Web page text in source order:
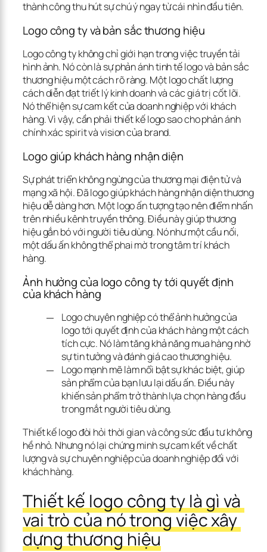
thành công thu hút sự chú ý ngay từ cái nhìn đầu tiên.
Logo công ty và bản sắc thương hiệu
Logo công ty không chỉ giới hạn trong việc truyền tải
hình ảnh. Nó còn là sự phản ánh tinh tế logo và bản sắc
thương hiệu một cách rõ ràng. Một logo chất lượng
cách diễn đạt triết lý kinh doanh và các giá trị cốt lõi.
Nó thể hiện sự cam kết của doanh nghiệp với khách
hàng. Vì vậy, cần phải thiết kế logo sao cho phản ánh
chính xác spirit và vision của brand.
Logo giúp khách hàng nhận diện
Sự phát triển không ngừng của thương mại điện tử và
mạng xã hội. Đã logo giúp khách hàng nhận diện thương
hiệu dễ dàng hơn. Một logo ấn tượng tạo nên điểm nhấn
trên nhiều kênh truyền thông. Điều này giúp thương
hiệu gắn bó với người tiêu dùng. Nó như một cầu nối,
một dấu ấn không thể phai mờ trong tâm trí khách
hàng.
Ảnh hưởng của logo công ty tới quyết định
của khách hàng
Logo chuyên nghiệp có thểảnh hưởng của
logo tới quyết định của khách hàngmột cách
tích cực. Nó làm tăng khả năng mua hàng nhờ
sự tin tưởng và đánh giá cao thương hiệu.
Logo mạnh mẽ làm nổi bật sự khác biệt, giúp
sản phẩm của bạn lưu lại dấu ấn. Điều này
khiến sản phẩm trở thành lựa chọn hàng đầu
trong mắt người tiêu dùng.
Thiết kế logo đòi hỏi thời gian và công sức đầu tư không
hề nhỏ. Nhưng nó lại chứng minh sự cam kết về chất
lượng và sự chuyên nghiệp của doanh nghiệp đối với
khách hàng.
Thiết kế logo công ty là gì và
vai trò của nó trong việc xây
dựng thương hiệu